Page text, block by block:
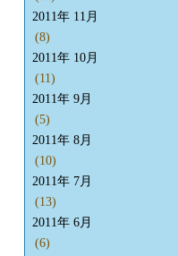
2011年 11月
(8)
2011年 10月
(11)
2011年 9月
(5)
2011年 8月
(10)
2011年 7月
(13)
2011年 6月
(6)